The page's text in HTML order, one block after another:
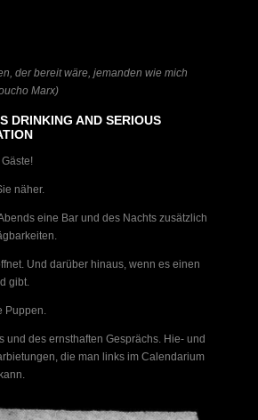
der bereit wäre, jemanden wie mich
Marx)
DRINKING AND SERIOUS
näher.
eine Bar und des Nachts zusätzlich
Und darüber hinaus, wenn es einen
gibt.
Puppen.
und des ernsthaften Gesprächs. Hie- und
die man links im Calendarium